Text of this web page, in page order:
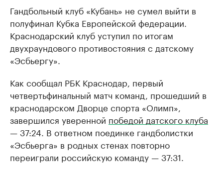
Гандбольный клуб «Кубань» не сумел выйти в
полуфинал Кубка Европейской федерации.
Краснодарский клуб уступил по итогам
двухраундового противостояния с датскому
«Эсбьергу».
Как сообщал РБК Краснодар, первый
четвертьфинальный матч команд, прошедший в
краснодарском Дворце спорта «Олимп»,
завершился уверенной победой датского клуба
— 37:24. В ответном поединке гандболистки
«Эсбьерга» в родных стенах повторно
переиграли российскую команду — 37:31.